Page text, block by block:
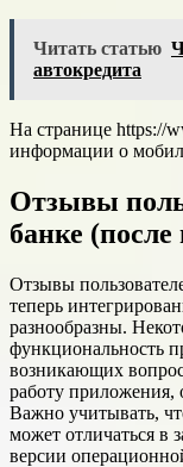
Читать статью
автокредита
На странице https://
информации о
Отзывы
банке
Отзывы
теперь
разнообразны.
функциональность
возникающих
работу приложения,
Важно учитывать,
может отличаться в
версии